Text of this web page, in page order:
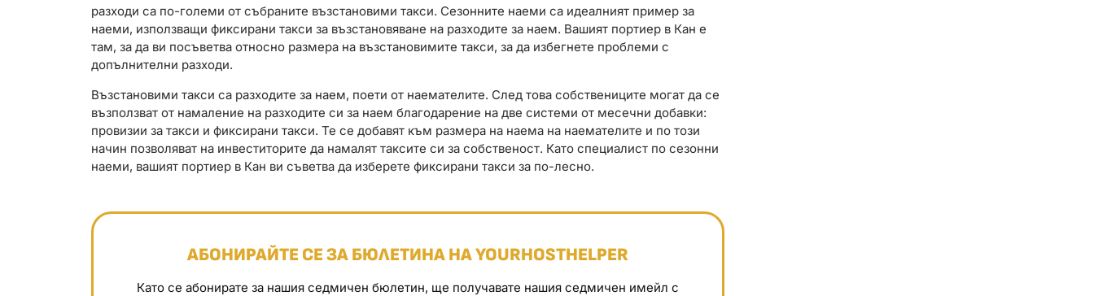
разходи са по-големи от събраните възстановими такси. Сезонните наеми са идеалният пример за
наеми, използващи фиксирани такси за възстановяване на разходите за наем. Вашият портиер в Кан е
там, за да ви посъветва относно размера на възстановимите такси, за да избегнете проблеми с
допълнителни разходи.
Възстановими такси са разходите за наем, поети от наемателите. След това собствениците могат да се
възползват от намаление на разходите си за наем благодарение на две системи от месечни добавки:
провизии за такси и фиксирани такси. Те се добавят към размера на наема на наемателите и по този
начин позволяват на инвеститорите да намалят таксите си за собственост. Като специалист по сезонни
наеми, вашият портиер в Кан ви съветва да изберете фиксирани такси за по-лесно.
АБОНИРАЙТЕ СЕ ЗА БЮЛЕТИНА НА YOURHOSTHELPER
Като се абонирате за нашия седмичен бюлетин, ще получавате нашия седмичен имейл с